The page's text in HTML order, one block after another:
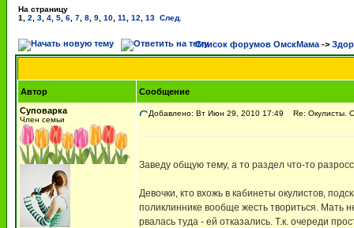
На страницу
1
2 3 4 5 6 7 8 9 10 11 12 13 След.
Список форумов ОмскМама ->
Автор
Сообщение
Суповарка
Член семьи
Добавлено: Вт Июн 29, 2010 17:49 Re: Окулисты.
Заведу общую тему, а то раздел что-то
Девочки, кто вхожь в кабинеты окулистов,
поликлиннике вообще жесть твориться.
рвалась туда - ей отказались. Т.к. очереди